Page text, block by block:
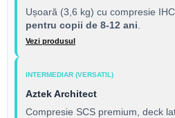
Ușoară (3,6 kg) cu compresie
pentru copii de 8-12 ani
Vezi produsul
INTERMEDIAR (VERSATIL)
Aztek Architect
Compresie SCS premium, deck